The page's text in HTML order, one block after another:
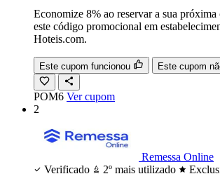
Economize 8% ao reservar a sua
este código promocional em
Hoteis.com.
Este cupom funcionou Este cupom
POM6 Ver cupom
2
Remessa Online
Verificado
2º mais utilizado